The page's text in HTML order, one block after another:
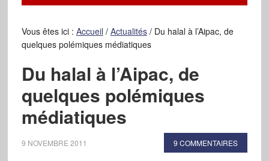
Vous êtes ici : Accueil / Actualités /Du halal à l’Aipac, de
quelques polémiques médiatiques
Du halal à l’Aipac, de
quelques polémiques
médiatiques
9 NOVEMBRE 2011 9 COMMENTAIRES